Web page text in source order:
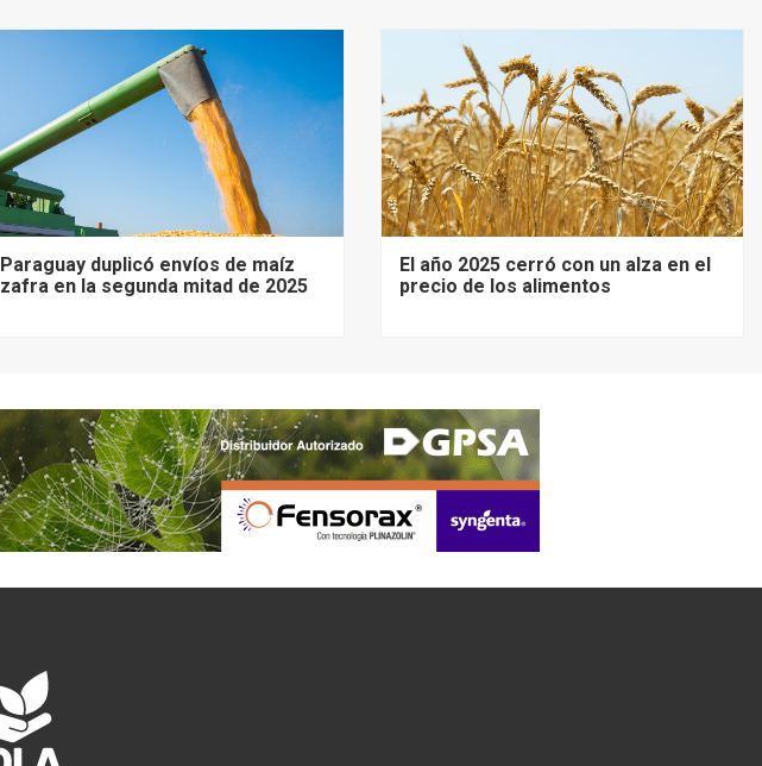
Paraguay duplicó envíos de maíz
zafra en la segunda mitad de 2025
El año 2025 cerró con un alza en el
precio de los alimentos